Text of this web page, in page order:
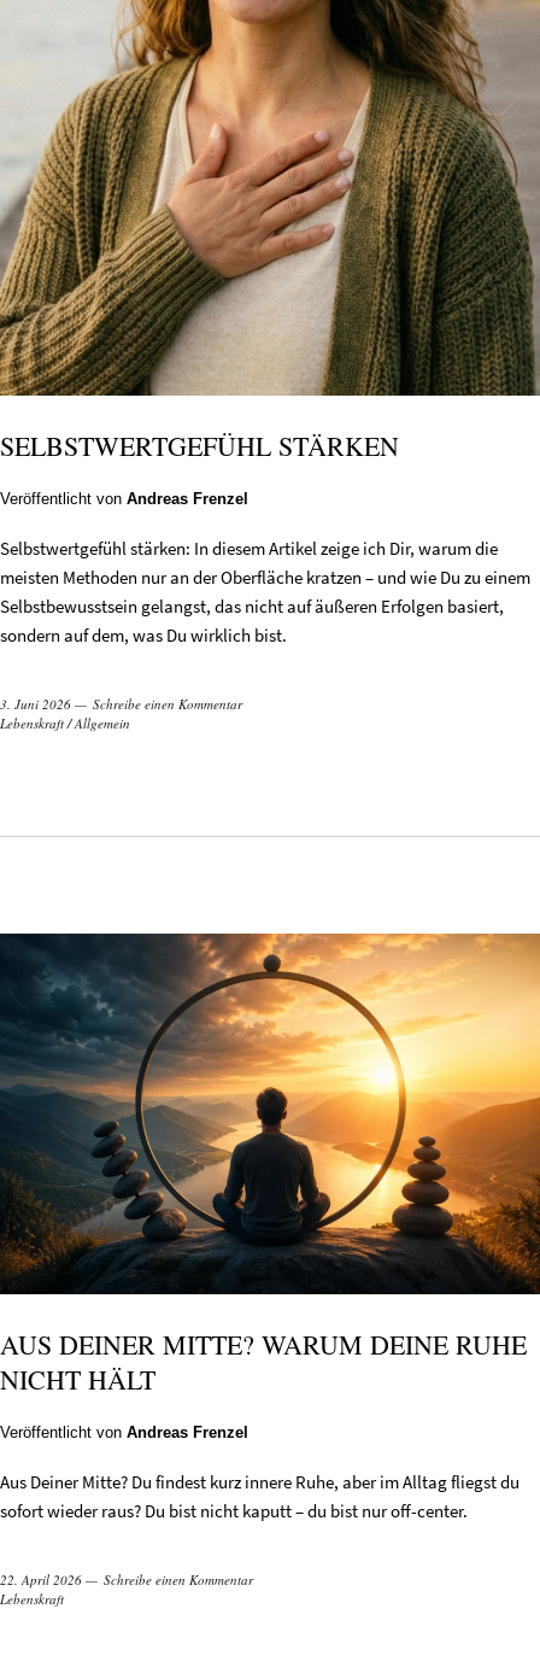
SELBSTWERTGEFÜHL STÄRKEN
Veröffentlicht von Andreas Frenzel
Selbstwertgefühl stärken: In diesem Artikel zeige ich Dir, warum die
meisten Methoden nur an der Oberfläche kratzen – und wie Du zu einem
Selbstbewusstsein gelangst, das nicht auf äußeren Erfolgen basiert,
sondern auf dem, was Du wirklich bist.
3. Juni 2026
Schreibe einen Kommentar
Lebenskraft /Allgemein
AUS DEINER MITTE? WARUM DEINE RUHE
NICHT HÄLT
Veröffentlicht von Andreas Frenzel
Aus Deiner Mitte? Du findest kurz innere Ruhe, aber im Alltag fliegst du
sofort wieder raus? Du bist nicht kaputt – du bist nur off-center.
22. April 2026
Schreibe einen Kommentar
Lebenskraft